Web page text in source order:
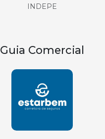
INDEPE
Guia Comercial